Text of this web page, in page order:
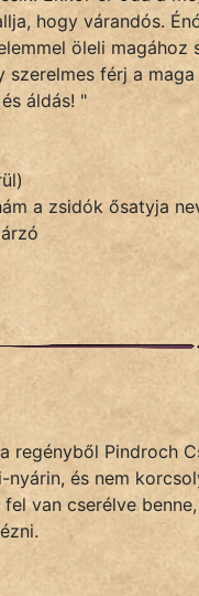
hogy várandós.
öleli
férj a
áldás! "
a zsidók ősatyja
regényből Pindroch
és nem
van cserélve